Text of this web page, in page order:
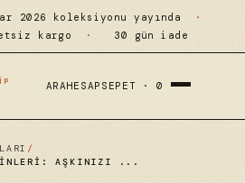
2026 koleksiyonu yayında
·
kargo
· 30 gün iade
ARAHESAP SEPET ·0
/
AŞKINIZI ...